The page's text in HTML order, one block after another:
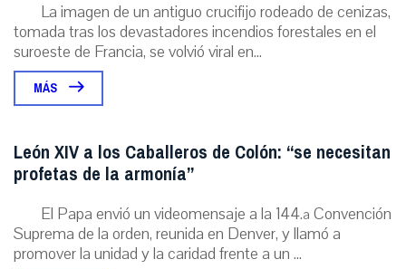
La imagen de un antiguo crucifijo rodeado de cenizas,
tomada tras los devastadores incendios forestales en el
suroeste de Francia, se volvió viral en...
MÁS
León XIV a los Caballeros de Colón: “se necesitan
profetas de la armonía”
El Papa envió un videomensaje a la 144.ª Convención
Suprema de la orden, reunida en Denver, y llamó a
promover la unidad y la caridad frente a un ...